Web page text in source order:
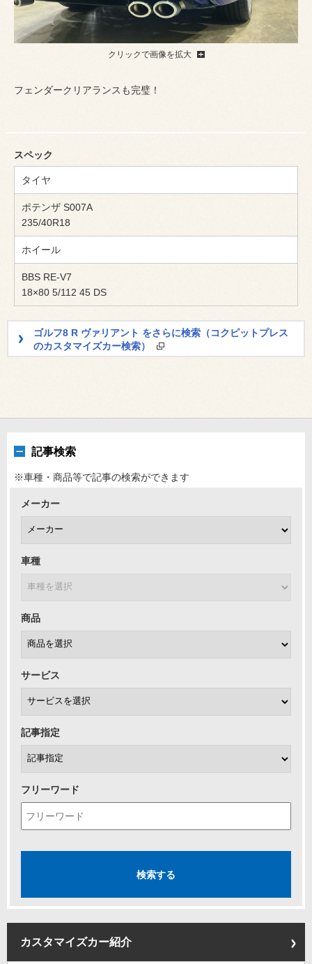
クリックで画像を拡大
フェンダークリアランスも完璧！
スペック
タイヤ
ポテンザ S007A
235/40R18
ホイール
BBS RE-V7
18×80 5/112 45 DS
ゴルフ8 R ヴァリアント をさらに検索（コクピットプレス
のカスタマイズカー検索）
記事検索
※車種・商品等で記事の検索ができます
メーカー
車種
商品
サービス
記事指定
フリーワード
カスタマイズカー紹介